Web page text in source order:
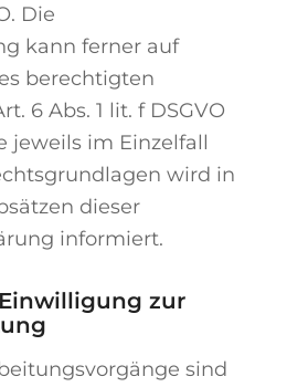
Die
kann ferner auf
berechtigten
6 Abs. 1 lit. f DSGVO
jeweils im Einzelfall
wird in
dieser
informiert.
zur
sind